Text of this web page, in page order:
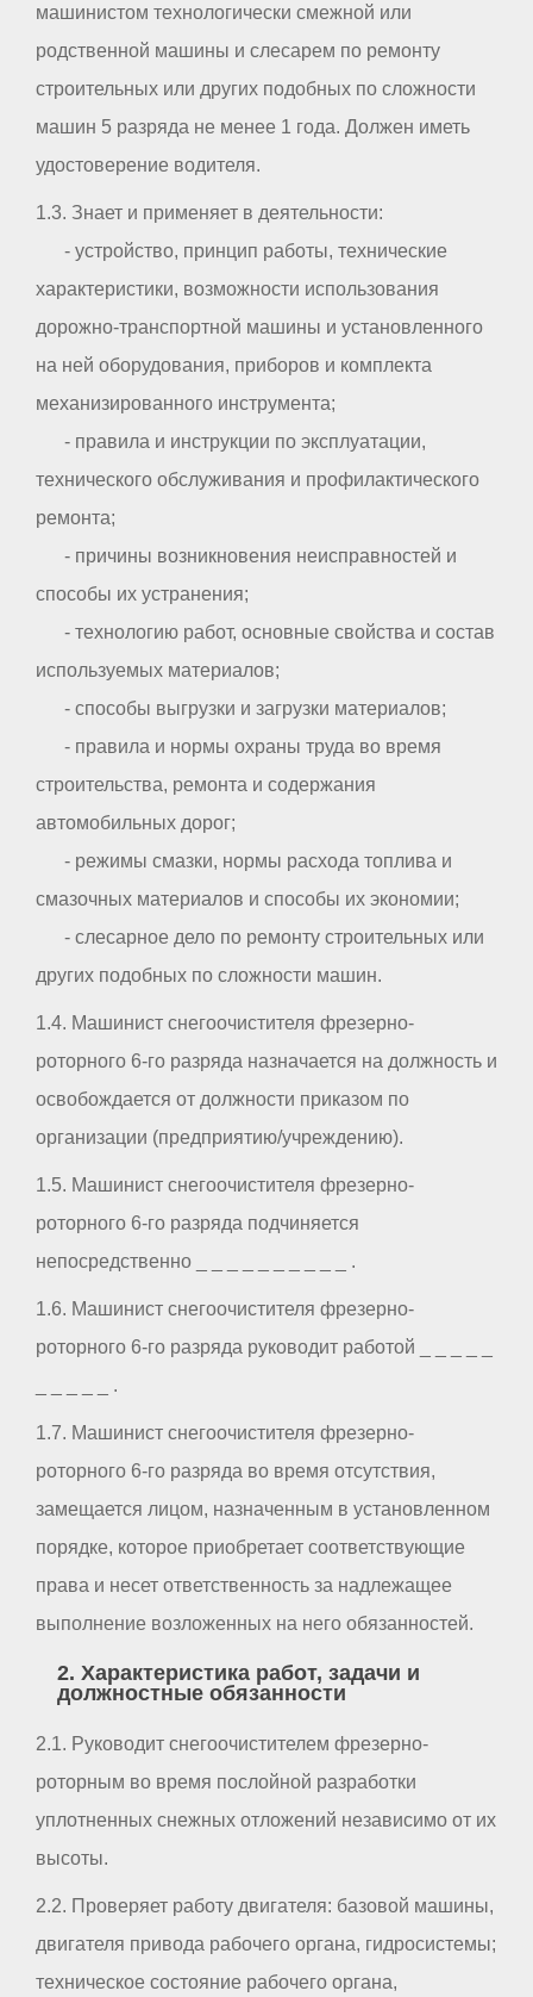
машинистом технологически смежной или
родственной машины и слесарем по ремонту
строительных или других подобных по сложности
машин 5 разряда не менее 1 года. Должен иметь
удостоверение водителя.
1.3. Знает и применяет в деятельности:
- устройство, принцип работы, технические
характеристики, возможности использования
дорожно-транспортной машины и установленного
на ней оборудования, приборов и комплекта
механизированного инструмента;
- правила и инструкции по эксплуатации,
технического обслуживания и профилактического
ремонта;
- причины возникновения неисправностей и
способы их устранения;
- технологию работ, основные свойства и состав
используемых материалов;
- способы выгрузки и загрузки материалов;
- правила и нормы охраны труда во время
строительства, ремонта и содержания
автомобильных дорог;
- режимы смазки, нормы расхода топлива и
смазочных материалов и способы их экономии;
- слесарное дело по ремонту строительных или
других подобных по сложности машин.
1.4. Машинист снегоочистителя фрезерно-
роторного 6-го разряда назначается на должность и
освобождается от должности приказом по
организации (предприятию/учреждению).
1.5. Машинист снегоочистителя фрезерно-
роторного 6-го разряда подчиняется
непосредственно _ _ _ _ _ _ _ _ _ _ .
1.6. Машинист снегоочистителя фрезерно-
роторного 6-го разряда руководит работой _ _ _ _ _
_ _ _ _ _ .
1.7. Машинист снегоочистителя фрезерно-
роторного 6-го разряда во время отсутствия,
замещается лицом, назначенным в установленном
порядке, которое приобретает соответствующие
права и несет ответственность за надлежащее
выполнение возложенных на него обязанностей.
2. Характеристика работ, задачи и
должностные обязанности
2.1. Руководит снегоочистителем фрезерно-
роторным во время послойной разработки
уплотненных снежных отложений независимо от их
высоты.
2.2. Проверяет работу двигателя: базовой машины,
двигателя привода рабочего органа, гидросистемы;
техническое состояние рабочего органа,